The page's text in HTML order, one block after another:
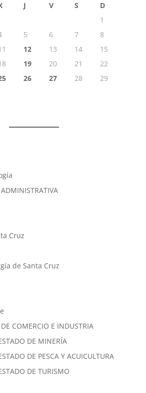
J V S
D
1
5 6 7
8
12 13 14
15
19 20 21
22
26 27 28
29
Cruz
de Santa Cruz
COMERCIO E INDUSTRIA
DE MINERÍA
DE PESCA Y ACUICULTURA
DE TURISMO